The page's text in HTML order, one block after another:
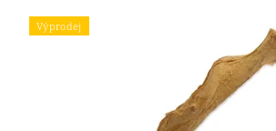
Výprodej